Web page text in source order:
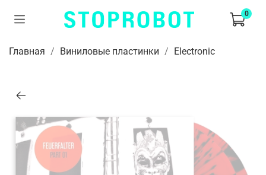
0
Главная Виниловые пластинки Electronic